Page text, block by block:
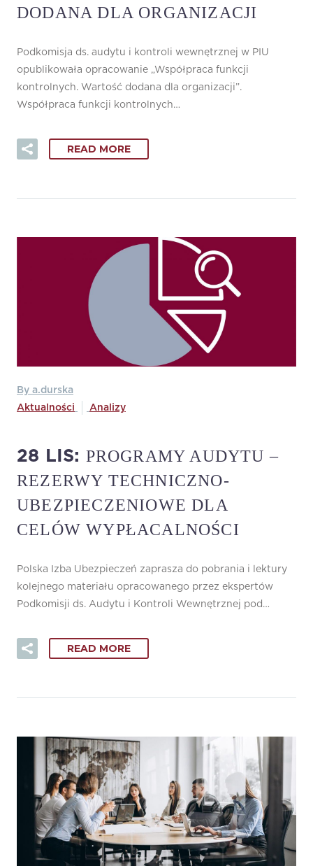
DODANA DLA ORGANIZACJI
Podkomisja ds. audytu i kontroli wewnętrznej w PIU
opublikowała opracowanie „Współpraca funkcji
kontrolnych. Wartość dodana dla organizacji”.
Współpraca funkcji kontrolnych…
READ MORE
By a.durska
Aktualności
Analizy
28 LIS: PROGRAMY AUDYTU –
REZERWY TECHNICZNO-
UBEZPIECZENIOWE DLA
CELÓW WYPŁACALNOŚCI
Polska Izba Ubezpieczeń zaprasza do pobrania i lektury
kolejnego materiału opracowanego przez ekspertów
Podkomisji ds. Audytu i Kontroli Wewnętrznej pod…
READ MORE